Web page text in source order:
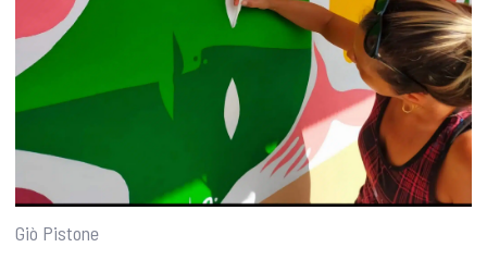
Giò Pistone